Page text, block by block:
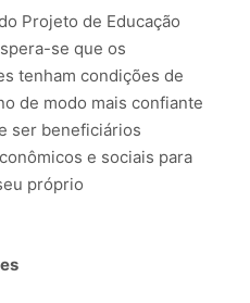
Projeto de Educação
se que os
tenham condições de
de modo mais confiante
ser beneficiários
e sociais para
próprio